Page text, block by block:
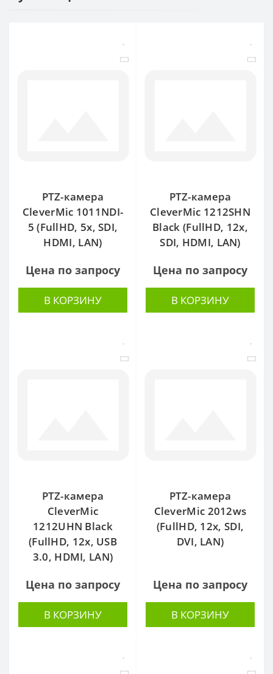
PTZ-камера
CleverMic 1011NDI-
5 (FullHD, 5x, SDI,
HDMI, LAN)
Цена по запросу
В КОРЗИНУ
PTZ-камера
CleverMic 1212SHN
Black (FullHD, 12x,
SDI, HDMI, LAN)
Цена по запросу
В КОРЗИНУ
PTZ-камера
CleverMic
1212UHN Black
(FullHD, 12x, USB
3.0, HDMI, LAN)
Цена по запросу
В КОРЗИНУ
PTZ-камера
CleverMic 2012ws
(FullHD, 12x, SDI,
DVI, LAN)
Цена по запросу
В КОРЗИНУ